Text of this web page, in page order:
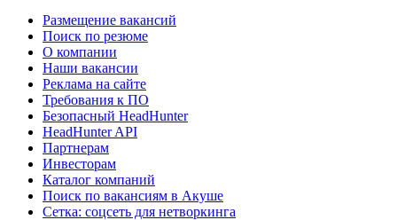
Размещение вакансий
Поиск по резюме
О компании
Наши вакансии
Реклама на сайте
Требования к ПО
Безопасный HeadHunter
HeadHunter API
Партнерам
Инвесторам
Каталог компаний
Поиск по вакансиям в Акуше
Сетка: соцсеть для нетворкинга